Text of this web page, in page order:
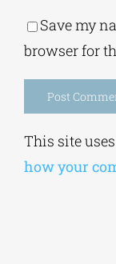
Save my
browser for
This site
how your